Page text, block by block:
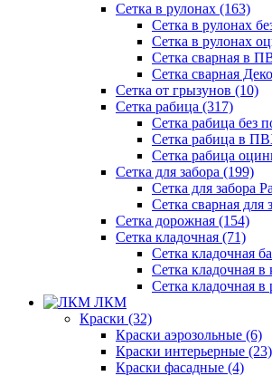
Сетка в рулонах (163)
Сетка в рулонах
Сетка в рулонах
Сетка сварная в
Сетка сварная
Сетка от грызунов (10)
Сетка рабица (317)
Сетка рабица без
Сетка рабица в
Сетка рабица
Сетка для забора (199)
Сетка для забора
Сетка сварная для
Сетка дорожная (154)
Сетка кладочная (71)
Сетка кладочная
Сетка кладочная в
Сетка кладочная в
ЛКМ
Краски (32)
Краски аэрозольные (6)
Краски интерьерные (23)
Краски фасадные (4)